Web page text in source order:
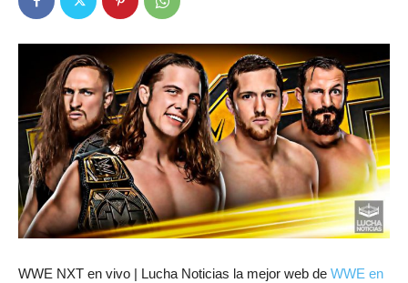
WWE NXT en vivo | Lucha Noticias la mejor web de WWE en